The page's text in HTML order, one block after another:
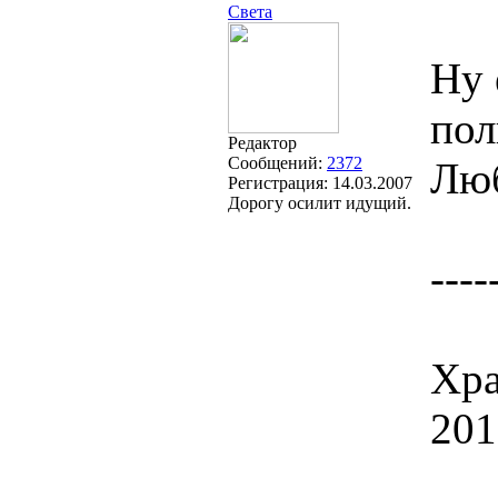
Света
Редактор
Сообщений: 2372
Регистрация: 14.03.2007
Дорогу осилит идущий.
Ну